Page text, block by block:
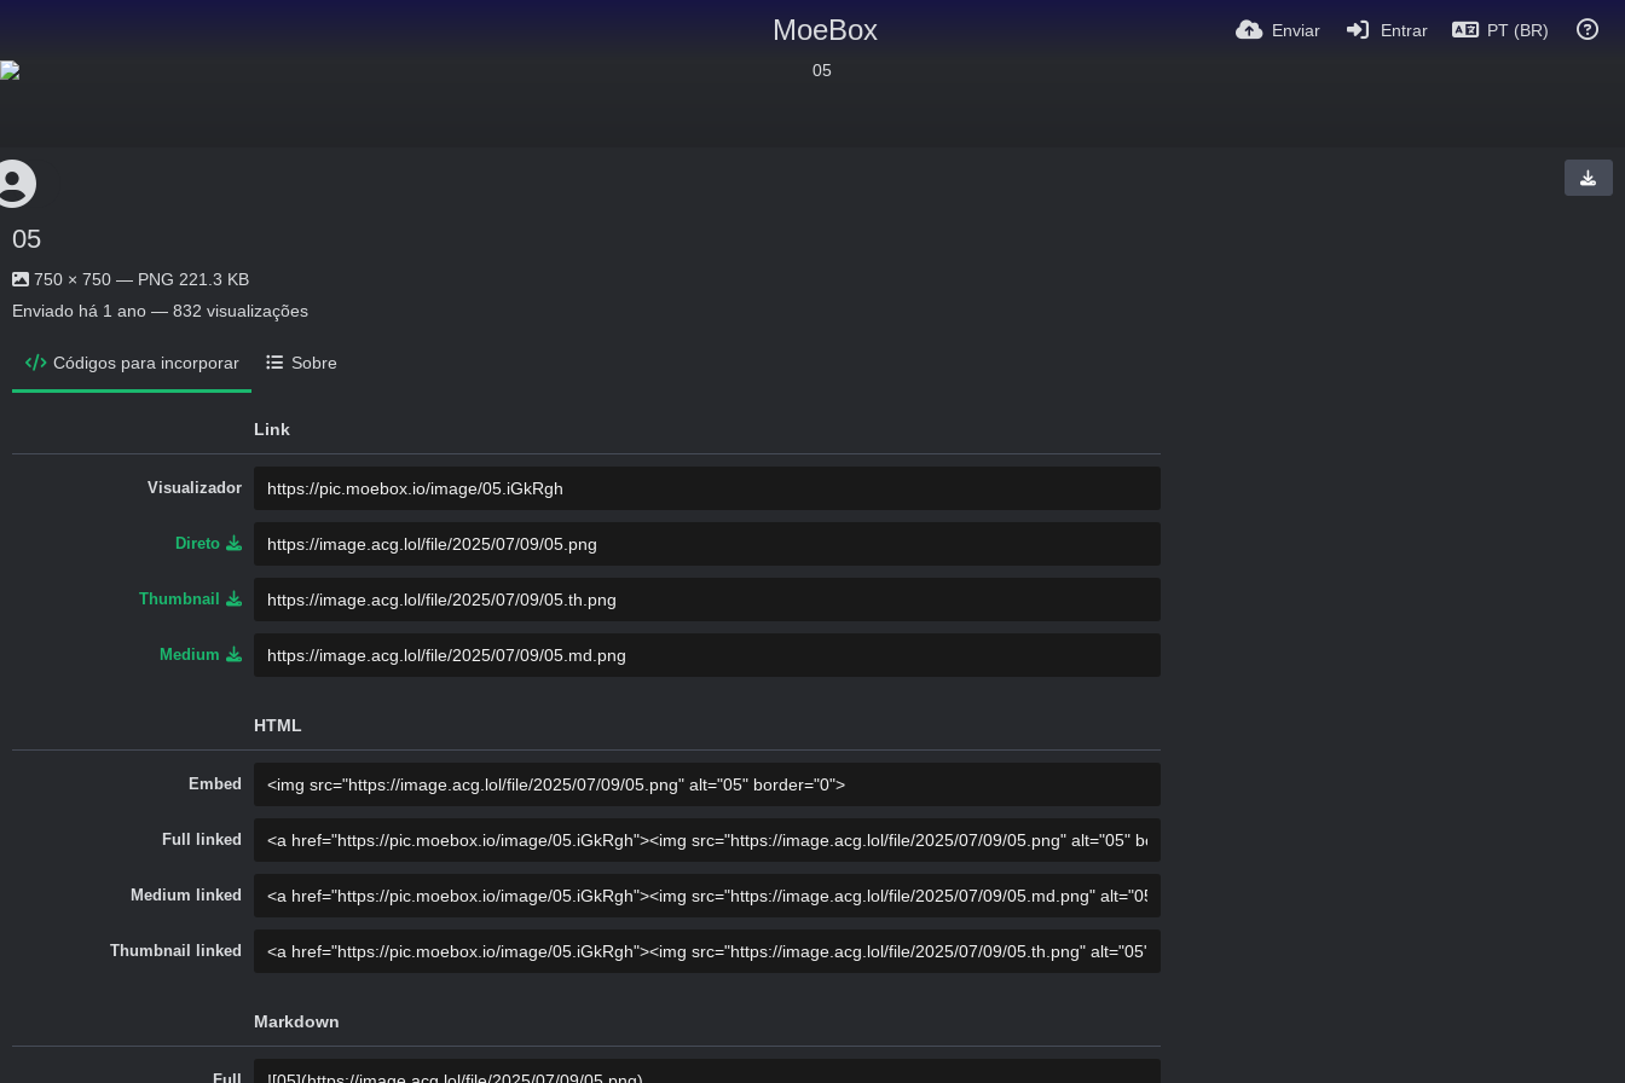
MoeBox Enviar Entrar PT (BR)
05
750 × 750 — PNG 221.3 KB
Enviado há 1 ano — 832 visualizações
Códigos para incorporar Sobre
Link
Visualizador
Direto
Thumbnail
Medium
HTML
Embed
Full linked
Medium linked
Thumbnail linked
Markdown